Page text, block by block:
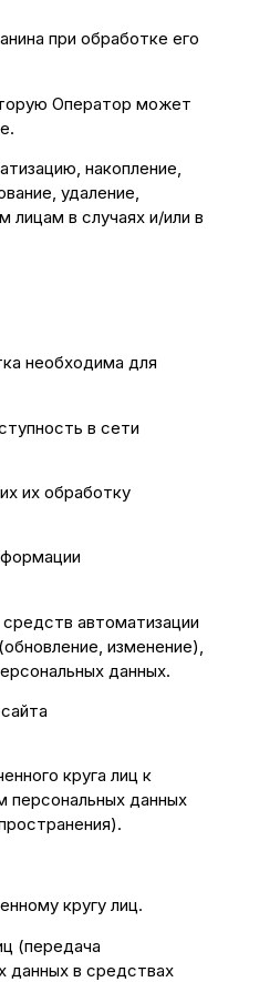
при обработке его
Оператор может
накопление,
удаление,
в случаях и/или в
необходима для
в сети
их обработку
автоматизации
изменение),
данных.
круга лиц к
персональных данных
кругу лиц.
(передача
данных в средствах